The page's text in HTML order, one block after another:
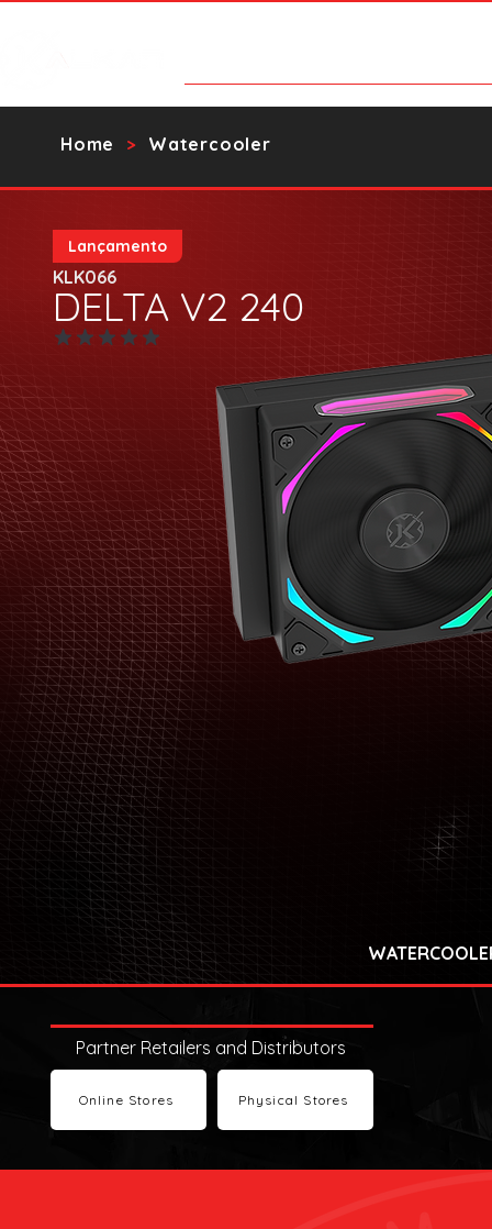
>
Home Watercooler
DELTA V2 240
No ratings yet
KLK066
Lançamento
Partner Retailers and Distributors
Online Stores Physical Stores